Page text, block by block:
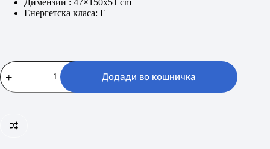
Енергетска класа: E
VIVAX
HOME
CF-
количина
Додади во кошничка